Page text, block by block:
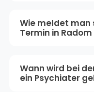
Wie meldet man
Termin in Radom
Wann wird bei
ein Psychiater